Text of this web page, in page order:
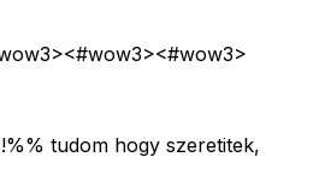
<#wow3><#wow3>
tudom hogy szeretitek,